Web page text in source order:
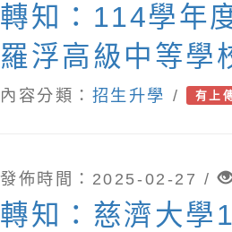
轉知：114學年
羅浮高級中等學
相關資訊
內容分類： 招生升學 / 有上
發佈時間：2025-02-27 /
轉知：慈濟大學